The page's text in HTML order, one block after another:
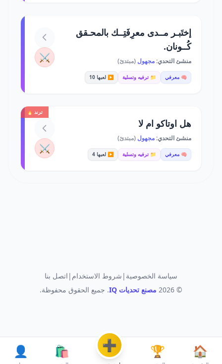
إختَبـر مــدى معرِفَتِــك بالمحـقق
كُــونان.
منشئ التحدي:مجهول (مبتدئ)
🧠 معرفي 📁 ترفيه وتسلية ▶️ لعبها 10
⚔️
ترند 🔥
هل اوتاكو ام لا
منشئ التحدي:مجهول (مبتدئ)
🧠 معرفي 📁 ترفيه وتسلية ▶️ لعبها 4 ⚔️
🏠
🏆
➕
🛍️
👤
سياسة الخصوصية | شروط الاستخدام | اتصل بنا
© 2026
مصنع تحديات IQ . جميع الحقوق محفوظة.